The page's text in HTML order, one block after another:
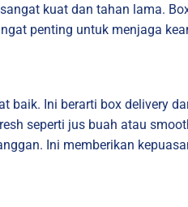
kuat dan tahan lama.
penting untuk menjaga
baik. Ini berarti box delivery
seperti jus buah atau
Ini memberikan